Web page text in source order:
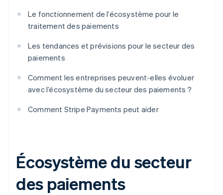
Le fonctionnement de l’écosystème pour le
traitement des paiements
Les tendances et prévisions pour le secteur des
paiements
Comment les entreprises peuvent-elles évoluer
avec l’écosystème du secteur des paiements ?
Comment Stripe Payments peut aider
Écosystème du secteur
des paiements